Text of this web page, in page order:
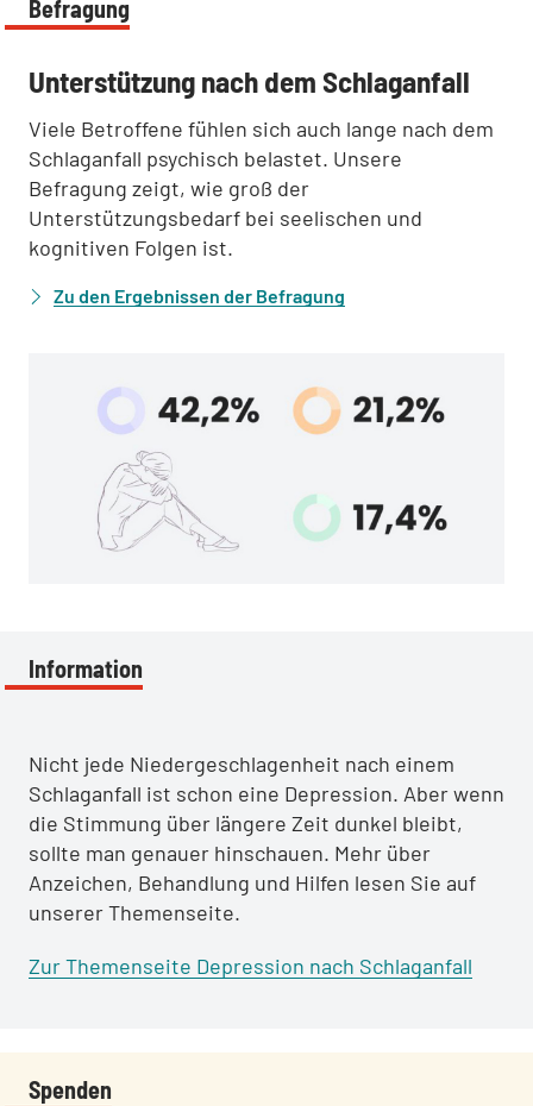
Befragung
:Unterstützung nach dem Schlaganfall
Viele Betroffene fühlen sich auch lange nach dem
Schlaganfall psychisch belastet. Unsere
Befragung zeigt, wie groß der
Unterstützungsbedarf bei seelischen und
kognitiven Folgen ist.
Zu den Ergebnissen der Befragung
Information
Nicht jede Niedergeschlagenheit nach einem
Schlaganfall ist schon eine Depression. Aber wenn
die Stimmung über längere Zeit dunkel bleibt,
sollte man genauer hinschauen. Mehr über
Anzeichen, Behandlung und Hilfen lesen Sie auf
unserer Themenseite.
Zur Themenseite Depression nach Schlaganfall
Spenden